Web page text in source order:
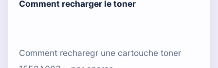
Comment recharger le toner
Comment recharegr une cartouche toner